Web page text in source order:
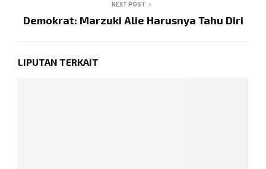
NEXT POST
Demokrat: Marzuki Alie Harusnya Tahu Diri
LIPUTAN TERKAIT